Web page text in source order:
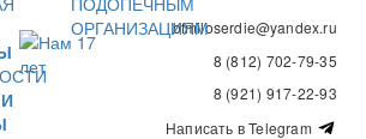
bfmiloserdie@yandex.ru
8 (812) 702-79-35
8 (921) 917-22-93
Написать в Telegram
ОРГАНИЗАЦИЯМ